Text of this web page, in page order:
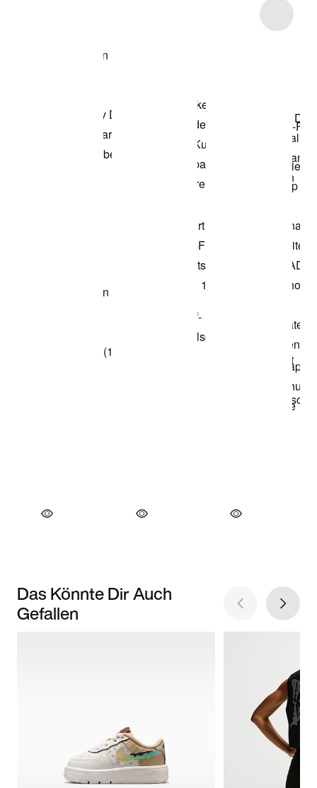
Modell anzeigen
Das Könnte Dir Auch
Gefallen